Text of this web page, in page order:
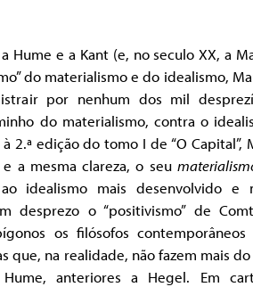
Hume e a Kant (e, no seculo XX, a
do materialismo e do idealismo,
por nenhum dos mil
do materialismo, contra o
2.ª edição do tomo I de “O Capital”,
a mesma clareza, o seu
idealismo mais desenvolvido e
desprezo o “positivismo” de
os filósofos contemporâneos
que, na realidade, não fazem mais
anteriores a Hegel. Em